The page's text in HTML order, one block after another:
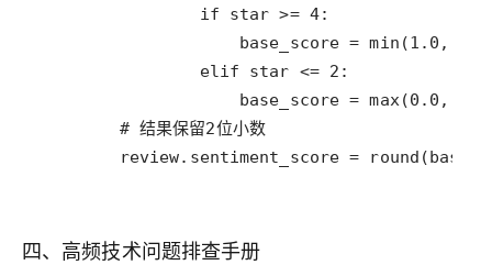
        # 结果保留2位小数
review.sentiment_score =
四、高频技术问题排查手册